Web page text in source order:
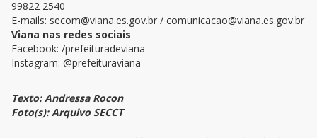
99822 2540
E-mails: secom@viana.es.gov.br / comunicacao@viana.es.gov.br
Viana nas redes sociais
Facebook: /prefeituradeviana
Instagram: @prefeituraviana
Texto: Andressa Rocon
Foto(s): Arquivo SECCT